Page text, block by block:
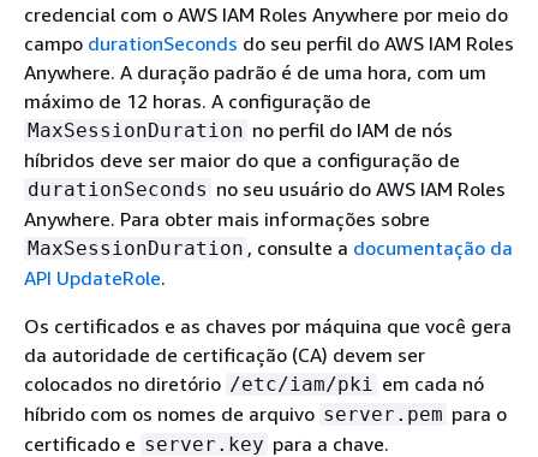
credencial com o AWS IAM Roles Anywhere por meio do
campo durationSeconds do seu perfil do AWS IAM Roles
Anywhere. A duração padrão é de uma hora, com um
máximo de 12 horas. A configuração de
MaxSessionDuration no perfil do IAM de nós
híbridos deve ser maior do que a configuração de
durationSeconds no seu usuário do AWS IAM Roles
Anywhere. Para obter mais informações sobre
MaxSessionDuration , consulte a documentação da
API UpdateRole.
Os certificados e as chaves por máquina que você gera
da autoridade de certificação (CA) devem ser
colocados no diretório /etc/iam/pki
em cada nó
híbrido com os nomes de arquivo server.pem para o
certificado e server.key para a chave.